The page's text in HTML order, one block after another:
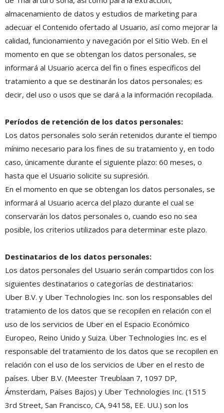
almacenamiento de datos y estudios de marketing para
adecuar el Contenido ofertado al Usuario, así como mejorar la
calidad, funcionamiento y navegación por el Sitio Web. En el
momento en que se obtengan los datos personales, se
informará al Usuario acerca del fin o fines específicos del
tratamiento a que se destinarán los datos personales; es
decir, del uso o usos que se dará a la información recopilada.
Períodos de retención de los datos personales:
Los datos personales solo serán retenidos durante el tiempo
mínimo necesario para los fines de su tratamiento y, en todo
caso, únicamente durante el siguiente plazo: 60 meses, o
hasta que el Usuario solicite su supresión.
En el momento en que se obtengan los datos personales, se
informará al Usuario acerca del plazo durante el cual se
conservarán los datos personales o, cuando eso no sea
posible, los criterios utilizados para determinar este plazo.
Destinatarios de los datos personales:
Los datos personales del Usuario serán compartidos con los
siguientes destinatarios o categorías de destinatarios:
Uber B.V. y Uber Technologies Inc. son los responsables del
tratamiento de los datos que se recopilen en relación con el
uso de los servicios de Uber en el Espacio Económico
Europeo, Reino Unido y Suiza. Uber Technologies Inc. es el
responsable del tratamiento de los datos que se recopilen en
relación con el uso de los servicios de Uber en el resto de
países. Uber B.V. (Meester Treublaan 7, 1097 DP,
Ámsterdam, Países Bajos) y Uber Technologies Inc. (1515
3rd Street, San Francisco, CA, 94158, EE. UU.) son los